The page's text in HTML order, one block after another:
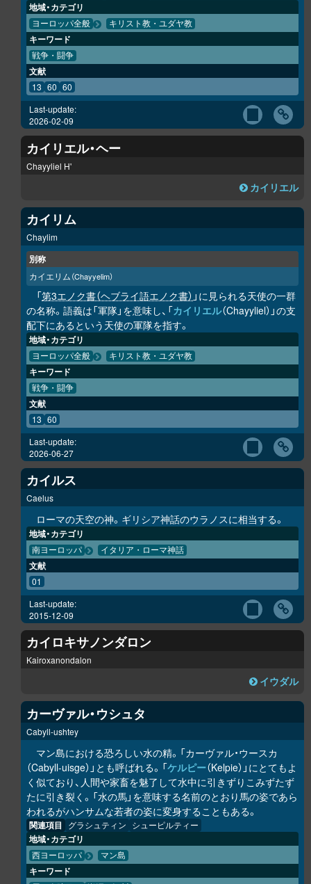
地域・カテゴリ
ヨーロッパ全般 キリスト教・ユダヤ教
キーワード
戦争・闘争
文献
13 60 60
Last-update:
2026-02-09
カイリエル・ヘー
Chayyliel H'
カイリエル
カイリム
Chaylim
別称
カイエリム（Chayyelim）
「第3エノク書（ヘブライ語エノク書） 」に見られる天使の一群
の名称。語義は「軍隊」を意味し、「カイリエル（Chayyliel）」の支
配下にあるという天使の軍隊を指す。
地域・カテゴリ
ヨーロッパ全般 キリスト教・ユダヤ教
キーワード
戦争・闘争
文献
13 60
Last-update:
2026-06-27
カイルス
Caelus
ローマの天空の神。ギリシア神話のウラノスに相当する。
地域・カテゴリ
南ヨーロッパ イタリア・ローマ神話
文献
01
Last-update:
2015-12-09
カイロキサノンダロン
Kairoxanondalon
イウダル
カーヴァル・ウシュタ
Cabyll-ushtey
マン島における恐ろしい水の精。「カーヴァル・ウースカ
（Cabyll-uisge）」とも呼ばれる。「ケルピー（Kelpie）」にとてもよ
く似ており、人間や家畜を魅了して水中に引きずりこみずたず
たに引き裂く。「水の馬」を意味する名前のとおり馬の姿であら
われるがハンサムな若者の姿に変身することもある。
関連項目 グラシュティン シューピルティー
地域・カテゴリ
西ヨーロッパ マン島
キーワード